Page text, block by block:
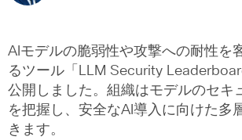
AIモデルの脆弱性や攻撃への耐性を
るツール「LLM Security
公開しました。組織はモデルのセキ
を把握し、安全なAI導入に向けた多
きます。